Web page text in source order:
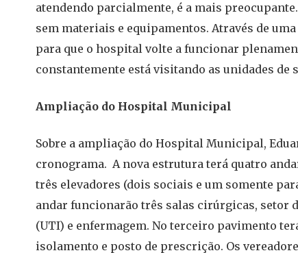
atendendo parcialmente, é a mais
sem materiais e equipamentos. Através de
para que o hospital volte a funcionar
constantemente está visitando as unidades de
Ampliação do Hospital Municipal
Sobre a ampliação do Hospital Municipal,
cronograma. A nova estrutura terá quatro
três elevadores (dois sociais e um somente
andar funcionarão três salas cirúrgicas, setor
(UTI) e enfermagem. No terceiro pavimento
isolamento e posto de prescrição. Os